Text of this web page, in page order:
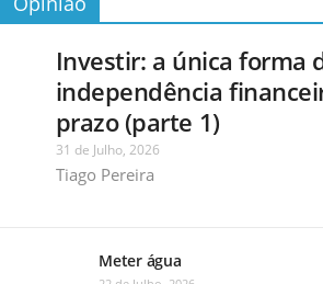
Investir: a única forma
independência
prazo (parte 1)
31 de Julho, 2026
Tiago Pereira
Meter água